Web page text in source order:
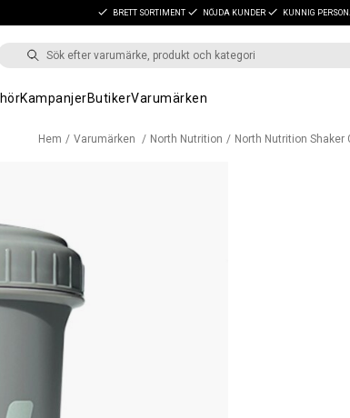
BRETT SORTIMENT NÖJDA KUNDER KUNNIG
KampanjerButikerVarumärken
Hem Varumärken North Nutrition North Nutrition Shaker